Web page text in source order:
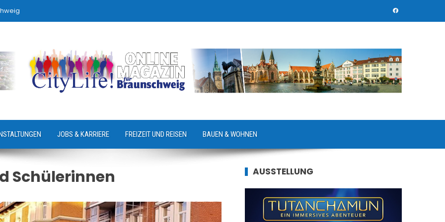
JOBS & KARRIERE FREIZEIT UND REISEN BAUEN & WOHNEN
Schülerinnen AUSSTELLUNG